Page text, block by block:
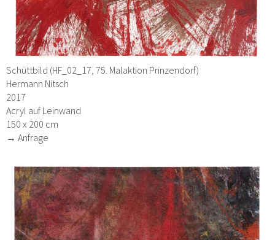
Schüttbild (HF_02_17, 75. Malaktion Prinzendorf)
Hermann Nitsch
2017
Acryl auf Leinwand
150 x 200 cm
→ Anfrage